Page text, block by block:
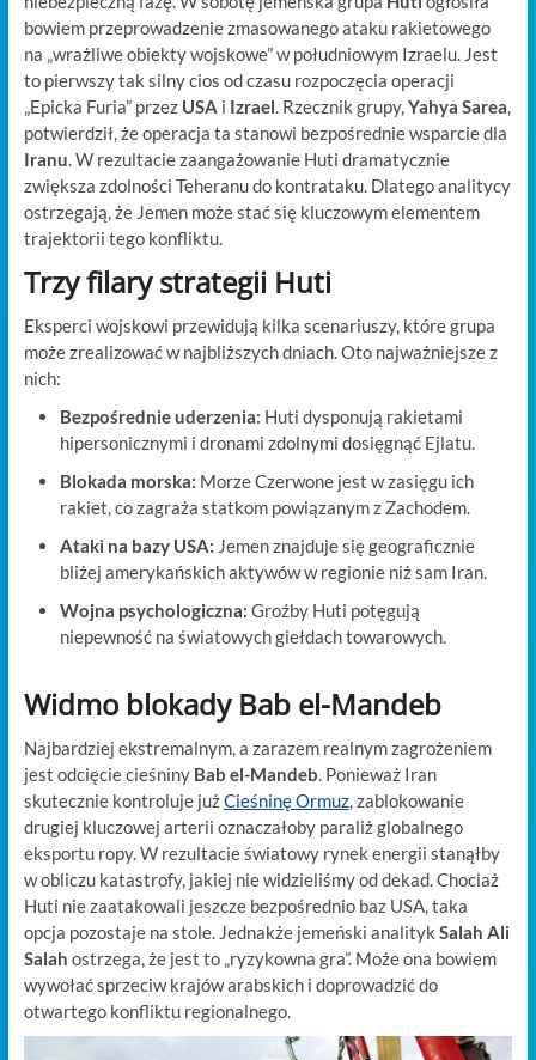
bowiem przeprowadzenie zmasowanego ataku rakietowego
na „wrażliwe obiekty wojskowe” w południowym Izraelu. Jest
to pierwszy tak silny cios od czasu rozpoczęcia operacji
„Epicka Furia” przez USA i Izrael. Rzecznik grupy,Yahya Sarea,
potwierdził, że operacja ta stanowi bezpośrednie wsparcie dla
Iranu. W rezultacie zaangażowanie Huti dramatycznie
zwiększa zdolności Teheranu do kontrataku. Dlatego analitycy
ostrzegają, że Jemen może stać się kluczowym elementem
trajektorii tego konfliktu.
Trzy filary strategii Huti
Eksperci wojskowi przewidują kilka scenariuszy, które grupa
może zrealizować w najbliższych dniach. Oto najważniejsze z
nich:
Bezpośrednie uderzenia: Huti dysponują rakietami
hipersonicznymi i dronami zdolnymi dosięgnąć Ejlatu.
Blokada morska: Morze Czerwone jest w zasięgu ich
rakiet, co zagraża statkom powiązanym z Zachodem.
Ataki na bazy USA: Jemen znajduje się geograficznie
bliżej amerykańskich aktywów w regionie niż sam Iran.
Wojna psychologiczna: Groźby Huti potęgują
niepewność na światowych giełdach towarowych.
Widmo blokady Bab el-Mandeb
Najbardziej ekstremalnym, a zarazem realnym zagrożeniem
jest odcięcie cieśniny Bab el-Mandeb. Ponieważ Iran
skutecznie kontroluje jużCieśninę Ormuz, zablokowanie
drugiej kluczowej arterii oznaczałoby paraliż globalnego
eksportu ropy. W rezultacie światowy rynek energii stanąłby
w obliczu katastrofy, jakiej nie widzieliśmy od dekad. Chociaż
Huti nie zaatakowali jeszcze bezpośrednio baz USA, taka
opcja pozostaje na stole. Jednakże jemeński analityk Salah Ali
Salah ostrzega, że jest to „ryzykowna gra”. Może ona bowiem
wywołać sprzeciw krajów arabskich i doprowadzić do
otwartego konfliktu regionalnego.